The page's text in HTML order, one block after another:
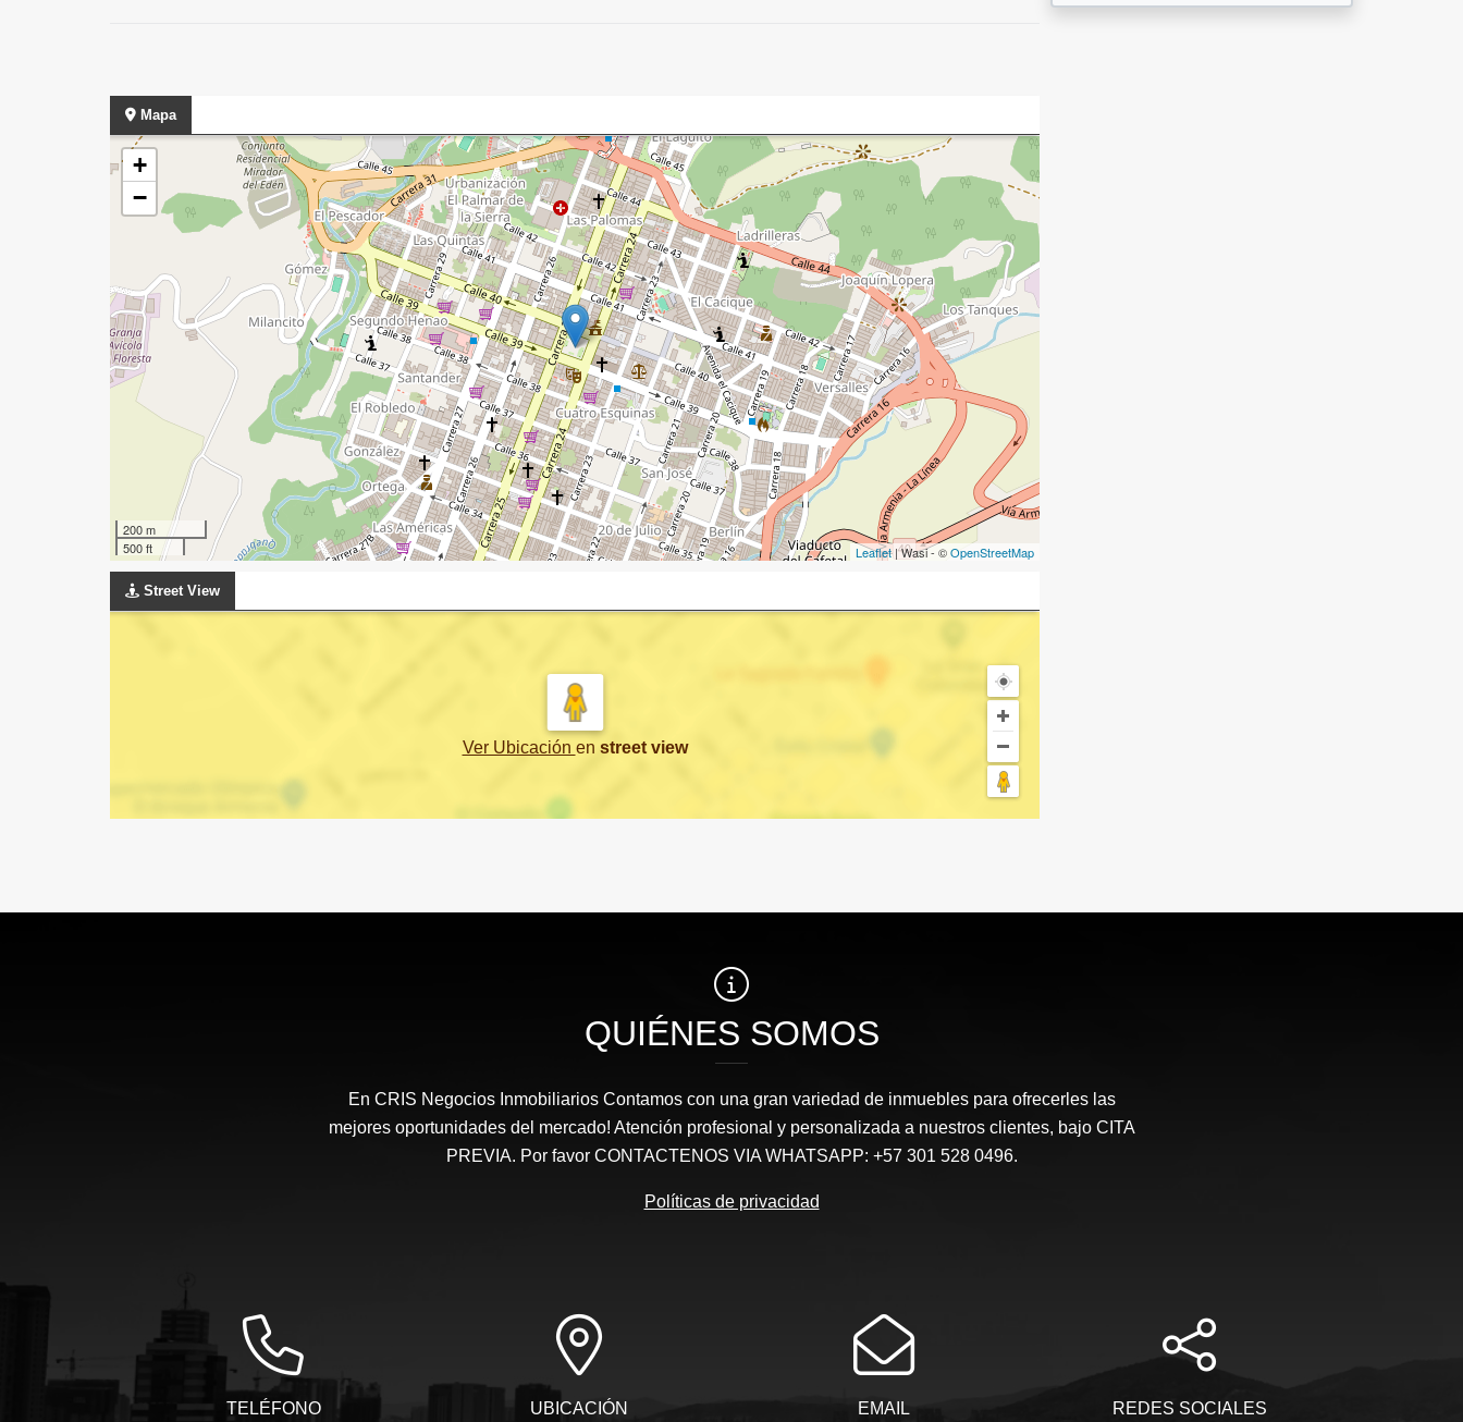
Mapa
+
−
200 m
500 ft
Leaflet| Wasi - ©OpenStreetMap
Street View
Ver Ubicación en street view
QUIÉNES SOMOS
En CRIS Negocios Inmobiliarios Contamos con una gran variedad de inmuebles para ofrecerles las
mejores oportunidades del mercado! Atención profesional y personalizada a nuestros clientes, bajo CITA
PREVIA. Por favor CONTACTENOS VIA WHATSAPP: +57 301 528 0496.
Políticas de privacidad
TELÉFONO UBICACIÓN EMAIL REDES SOCIALES